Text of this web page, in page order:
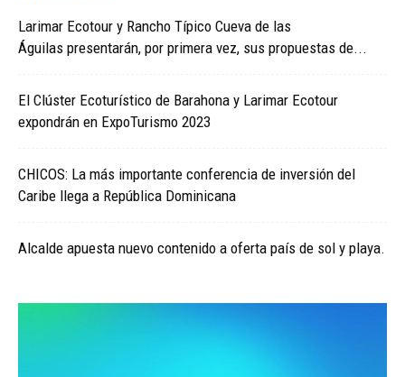
Larimar Ecotour y Rancho Típico Cueva de las
Águilas presentarán, por primera vez, sus propuestas de...
El Clúster Ecoturístico de Barahona y Larimar Ecotour
expondrán en ExpoTurismo 2023
CHICOS: La más importante conferencia de inversión del
Caribe llega a República Dominicana
Alcalde apuesta nuevo contenido a oferta país de sol y playa.